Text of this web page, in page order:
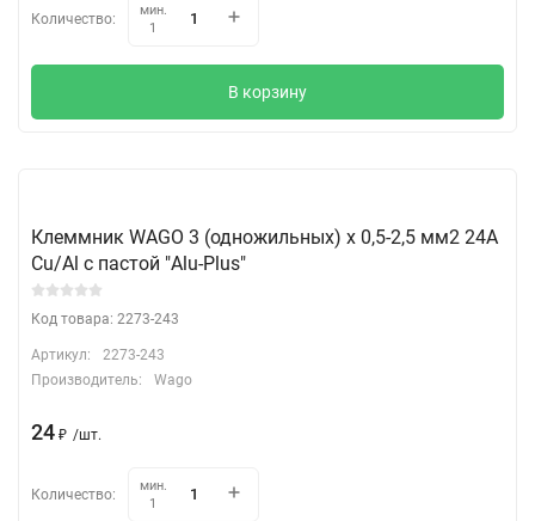
Количество:
мин.
1
В корзину
Клеммник WAGO 3 (одножильных) х 0,5-2,5 мм2 24A
Cu/Al с пастой "Alu-Plus"
Код товара: 2273-243
Артикул:
2273-243
Производитель:
Wago
24 ₽ /шт.
Количество:
мин.
1